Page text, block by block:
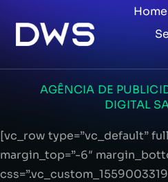
Home
AGÊNCIA DE
DIGITAL
[vc_row type=”vc_default”
margin_top=”-6″